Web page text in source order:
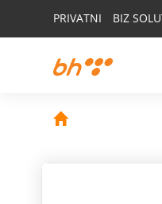
PRIVATNI BIZ